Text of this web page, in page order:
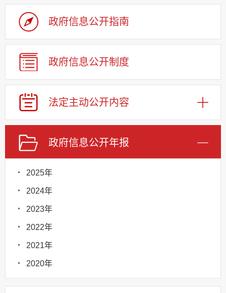
政府信息公开指南
政府信息公开制度
法定主动公开内容
政府信息公开年报
2025年
2024年
2023年
2022年
2021年
2020年